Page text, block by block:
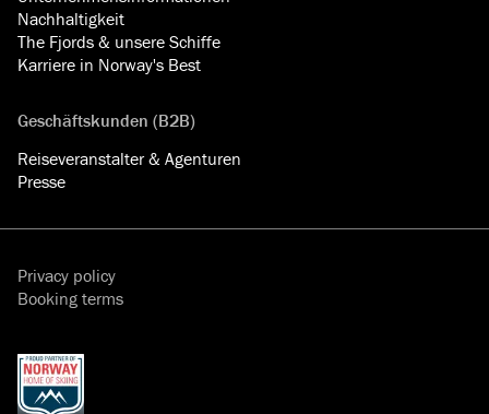
Nachhaltigkeit
The Fjords & unsere Schiffe
Karriere in Norway's Best
Geschäftskunden (B2B)
Reiseveranstalter & Agenturen
Presse
Privacy policy
Booking terms